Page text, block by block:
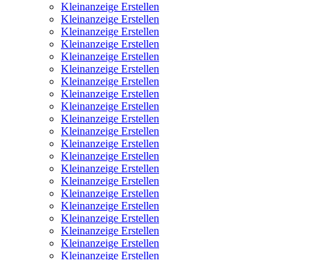
Kleinanzeige Erstellen
Kleinanzeige Erstellen
Kleinanzeige Erstellen
Kleinanzeige Erstellen
Kleinanzeige Erstellen
Kleinanzeige Erstellen
Kleinanzeige Erstellen
Kleinanzeige Erstellen
Kleinanzeige Erstellen
Kleinanzeige Erstellen
Kleinanzeige Erstellen
Kleinanzeige Erstellen
Kleinanzeige Erstellen
Kleinanzeige Erstellen
Kleinanzeige Erstellen
Kleinanzeige Erstellen
Kleinanzeige Erstellen
Kleinanzeige Erstellen
Kleinanzeige Erstellen
Kleinanzeige Erstellen
Kleinanzeige Erstellen